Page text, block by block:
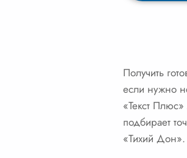
Получить
если нужно
«Текст Плюс»
подбирает
«Тихий Дон».